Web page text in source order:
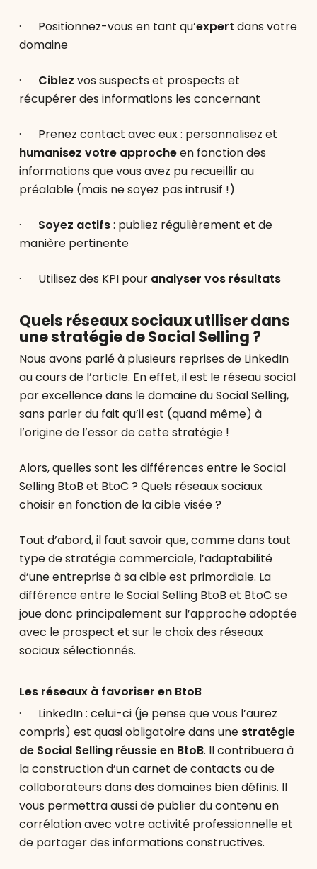
· Positionnez-vous en tant qu’expert dans votre
domaine
· Ciblez vos suspects et prospects et
récupérer des informations les concernant
· Prenez contact avec eux : personnalisez et
humanisez votre approcheen fonction des
informations que vous avez pu recueillir au
préalable (mais ne soyez pas intrusif !)
· Soyez actifs: publiez régulièrement et de
manière pertinente
· Utilisez des KPI pour analyser vos résultats
Quels réseaux sociaux utiliser dans
une stratégie de Social Selling ?
Nous avons parlé à plusieurs reprises de LinkedIn
au cours de l’article. En effet, il est le réseau social
par excellence dans le domaine du Social Selling,
sans parler du fait qu’il est (quand même) à
l’origine de l’essor de cette stratégie !
Alors, quelles sont les différences entre le Social
Selling BtoB et BtoC ? Quels réseaux sociaux
choisir en fonction de la cible visée ?
Tout d’abord, il faut savoir que, comme dans tout
type de stratégie commerciale, l’adaptabilité
d’une entreprise à sa cible est primordiale. La
différence entre le Social Selling BtoB et BtoC se
joue donc principalement sur l’approche adoptée
avec le prospect et sur le choix des réseaux
sociaux sélectionnés.
Les réseaux à favoriser en BtoB
· LinkedIn : celui-ci (je pense que vous l’aurez
compris) est quasi obligatoire dans une stratégie
de Social Selling réussie en BtoB. Il contribuera à
la construction d’un carnet de contacts ou de
collaborateurs dans des domaines bien définis. Il
vous permettra aussi de publier du contenu en
corrélation avec votre activité professionnelle et
de partager des informations constructives.